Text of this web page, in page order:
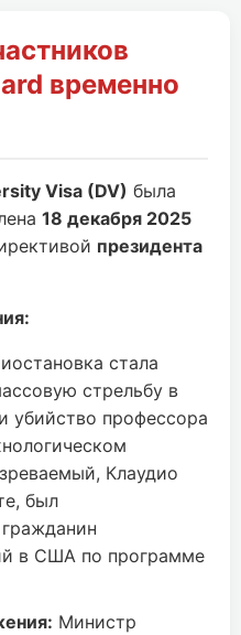
временно
Visa (DV) была
18 декабря 2025
президента
стала
стрельбу в
убийство профессора
Клаудио
был
в США по программе
Министр